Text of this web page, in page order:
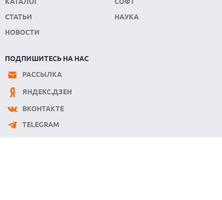
СТАТЬИ
НОВОСТИ
НАУКА
ПОДПИШИТЕСЬ НА НАС
РАССЫЛКА
ЯНДЕКС.ДЗЕН
ВКОНТАКТЕ
TELEGRAM